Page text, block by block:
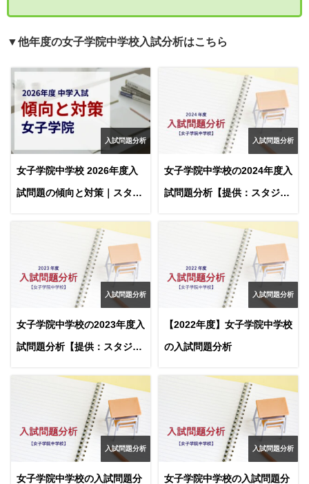
▼他年度の女子学院中学校入試分析はこちら
入試問題分析
女子学院中学校 2026年度入
試問題の傾向と対策｜スタジ
入試問題分析
女子学院中学校の2024年度入
試問題分析【提供：スタジオ
入試問題分析
女子学院中学校の2023年度入
試問題分析【提供：スタジオ
入試問題分析
【2022年度】女子学院中学校
の入試問題分析
入試問題分析
女子学院中学校の入試問題分
入試問題分析
女子学院中学校の入試問題分